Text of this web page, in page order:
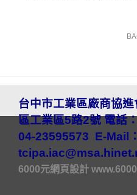
台中市工業區廠商協
區工業區5路2號電話
04-23595573 E-Mail：
6000元網頁設計